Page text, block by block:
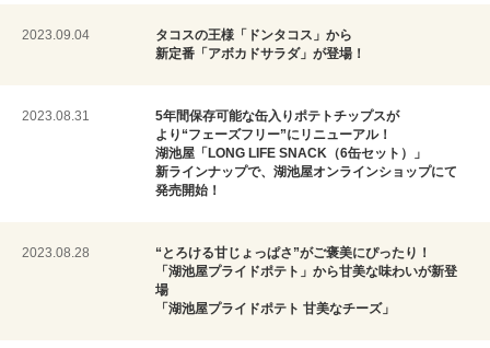
2023.09.04
タコスの王様「ドンタコス」から
新定番「アボカドサラダ」が登場！
2023.08.31
5年間保存可能な缶入りポテトチップスが
より“フェーズフリー”にリニューアル！
湖池屋「LONG LIFE SNACK（6缶セット）」
新ラインナップで、湖池屋オンラインショップにて
発売開始！
2023.08.28
“とろける甘じょっぱさ”がご褒美にぴったり！
「湖池屋プライドポテト」から甘美な味わいが新登
場
「湖池屋プライドポテト 甘美なチーズ」